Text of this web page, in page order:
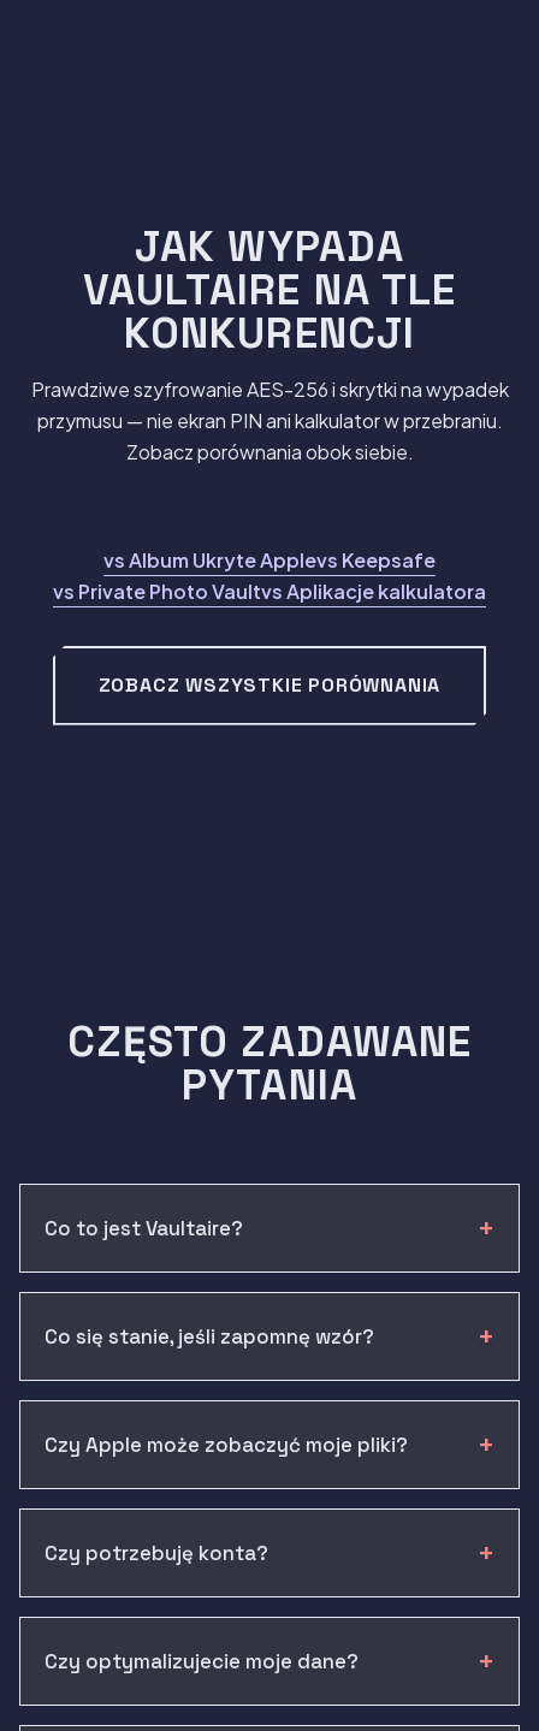
JAK WYPADA
VAULTAIRE NA TLE
KONKURENCJI
Prawdziwe szyfrowanie AES-256 i skrytki na wypadek
przymusu — nie ekran PIN ani kalkulator w przebraniu.
Zobacz porównania obok siebie.
vs Album Ukryte Applevs Keepsafe
vs Private Photo Vaultvs Aplikacje kalkulatora
ZOBACZ WSZYSTKIE PORÓWNANIA
CZĘSTO ZADAWANE
PYTANIA
Co to jest Vaultaire?
Co się stanie, jeśli zapomnę wzór?
Czy Apple może zobaczyć moje pliki?
Czy potrzebuję konta?
Czy optymalizujecie moje dane?